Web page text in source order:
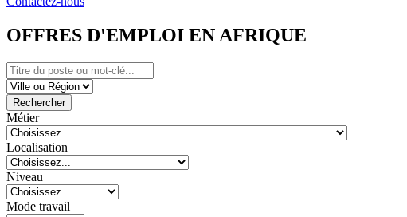
OFFRES D'EMPLOI EN AFRIQUE
Rechercher
Métier
Localisation
Niveau
Mode travail